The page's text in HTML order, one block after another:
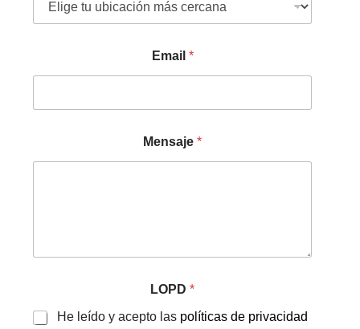
Email *
Mensaje*
LOPD*
He leído y acepto las políticas de privacidad